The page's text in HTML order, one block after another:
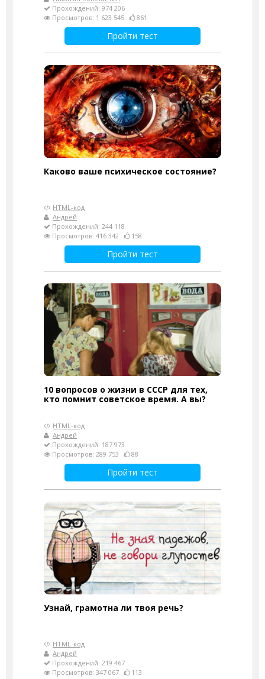
Прохождений: 974 206
Просмотров: 1 623 545
861
Пройти тест
Каково ваше психическое состояние?
HTML-код
Андрей
Прохождений: 244 118
Просмотров: 416 342
158
Пройти тест
10 вопросов о жизни в СССР для тех,
кто помнит советское время. А вы?
HTML-код
Андрей
Прохождений: 187 973
Просмотров: 289 753
88
Пройти тест
Узнай, грамотна ли твоя речь?
HTML-код
Андрей
Прохождений: 219 467
Просмотров: 347 067
113